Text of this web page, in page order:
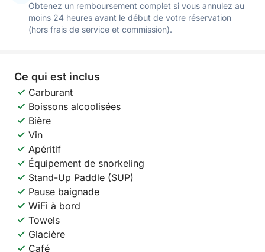
Obtenez un remboursement complet si vous annulez au
moins 24 heures avant le début de votre réservation
(hors frais de service et commission).
Ce qui est inclus
Carburant
Boissons alcoolisées
Bière
Vin
Apéritif
Équipement de snorkeling
Stand-Up Paddle (SUP)
Pause baignade
WiFi à bord
Towels
Glacière
Café